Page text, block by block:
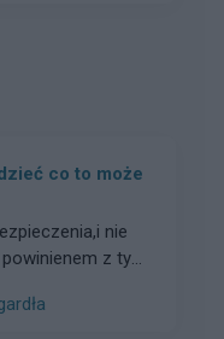
a na czubku
pomarańczowe
co to może
nie
z tym